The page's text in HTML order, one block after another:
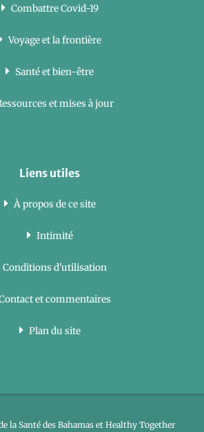
Combattre Covid-19
Voyage et la frontière
Santé et bien-être
et mises à jour
Liens utiles
À propos de ce site
Intimité
Conditions d'utilisation
et commentaires
Plan du site
la Santé des Bahamas et Healthy Together